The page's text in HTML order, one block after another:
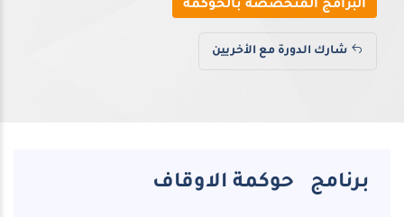
البرامج المتخصصة بالحوكمة
شارك الدورة مع الأخريين
برنامج حوكمة الاوقاف